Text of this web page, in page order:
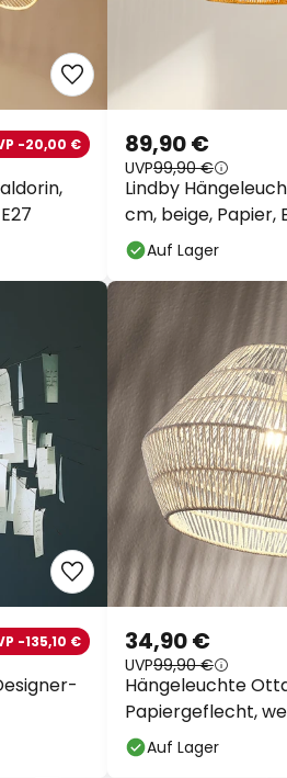
-20,00 €
Lindby
cm, beige, Papier,
89,90 €
UVP99,90 €
Auf Lager
-135,10 €
Hängeleuchte
Papiergeflecht,
34,90 €
UVP99,90 €
Auf Lager